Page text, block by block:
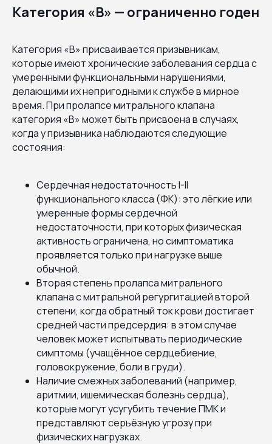
Категория «В» — ограниченно годен
Категория «В» присваивается призывникам,
которые имеют хронические заболевания сердца с
умеренными функциональными нарушениями,
делающими их непригодными к службе в мирное
время. При пролапсе митрального клапана
категория «В» может быть присвоена в случаях,
когда у призывника наблюдаются следующие
состояния:
Сердечная недостаточность I-II
функционального класса (ФК): это лёгкие или
умеренные формы сердечной
недостаточности, при которых физическая
активность ограничена, но симптоматика
проявляется только при нагрузке выше
обычной.
Вторая степень пролапса митрального
клапана с митральной регургитацией второй
степени, когда обратный ток крови достигает
средней части предсердия: в этом случае
человек может испытывать периодические
симптомы (учащённое сердцебиение,
головокружение, боли в груди).
Наличие смежных заболеваний (например,
аритмии, ишемическая болезнь сердца),
которые могут усугубить течение ПМК и
представляют серьёзную угрозу при
физических нагрузках.